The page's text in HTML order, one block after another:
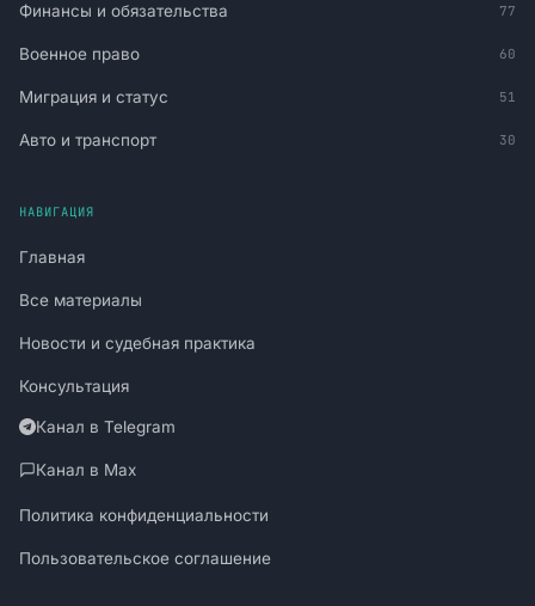
Финансы и обязательства 77
Военное право 60
Миграция и статус 51
Авто и транспорт 30
НАВИГАЦИЯ
Главная
Все материалы
Новости и судебная практика
Консультация
Канал в Telegram
Канал в Max
Политика конфиденциальности
Пользовательское соглашение